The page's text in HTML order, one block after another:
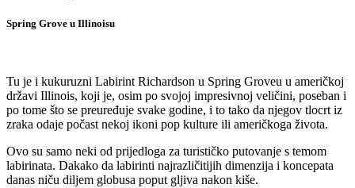
Spring Grove u Illinoisu
Tu je i kukuruzni Labirint Richardson u Spring Groveu u američkoj
državi Illinois, koji je, osim po svojoj impresivnoj veličini, poseban i
po tome što se preuređuje svake godine, i to tako da njegov tlocrt iz
zraka odaje počast nekoj ikoni pop kulture ili američkoga života.
Ovo su samo neki od prijedloga za turističko putovanje s temom
labirinata. Dakako da labirinti najrazličitijih dimenzija i koncepata
danas niču diljem globusa poput gljiva nakon kiše.